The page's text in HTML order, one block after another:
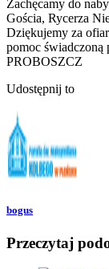
Zachęcamy do
Gościa, Rycerza
Dziękujemy za
pomoc świadczoną
PROBOSZCZ
Udostępnij to
bogus
Przeczytaj